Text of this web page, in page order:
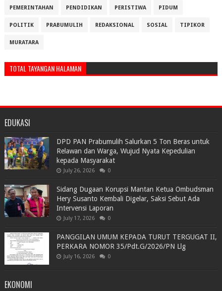
PEMERINTAHAN PENDIDIKAN PERISTIWA PIDUM
POLITIK PRABUMULIH REDAKSIONAL SOSIAL TIPIKOR
MURATARA
TOTAL TAYANGAN HALAMAN
EDUKASI
DPD PAN Prabumulih Salurkan 5 Ton Beras untuk
Relawan dan Warga, Wujud Nyata Kepedulian
kepada Masyarakat
July 26, 2026 0
Sidang Dugaan Korupsi Mantan Ketua Ombudsman
Hery Susanto Kembali Digelar, Saksi Sebut Ada
Intervensi Laporan
July 17, 2026 0
PANGGILAN UMUM KEPADA TURUT TERGUGAT II,
PERKARA NOMOR 35/Pdt.G/2026/PN Llg
July 16, 2026 0
EKONOMI